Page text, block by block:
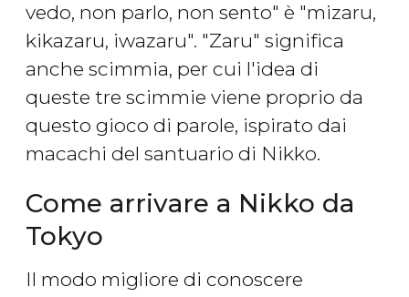
vedo, non parlo, non sento" è "mizaru,
kikazaru, iwazaru". "Zaru" significa
anche scimmia, per cui l'idea di
queste tre scimmie viene proprio da
questo gioco di parole, ispirato dai
macachi del santuario di Nikko.
Come arrivare a Nikko da
Tokyo
Il modo migliore di conoscere